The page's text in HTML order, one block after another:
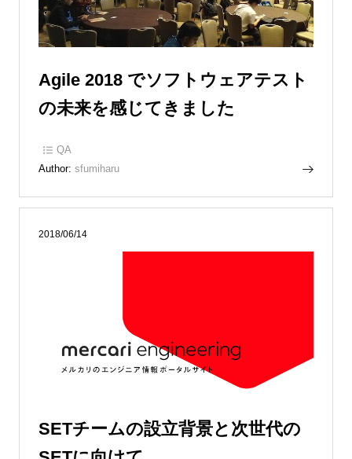
Agile 2018 でソフトウェアテスト
の未来を感じてきました
QA
Author: sfumiharu
2018/06/14
SETチームの設立背景と次世代の